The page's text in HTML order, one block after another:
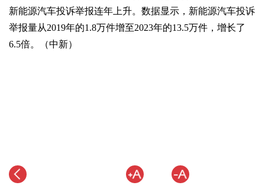
新能源汽车投诉举报连年上升。数据显示，新能源汽车投诉
举报量从2019年的1.8万件增至2023年的13.5万件，增长了
6.5倍。（中新）